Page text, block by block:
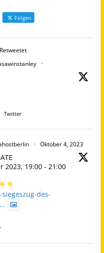
Folgen
·
Twitter
· Oktober 4, 2023
2023, 19:00 - 21:00
des-